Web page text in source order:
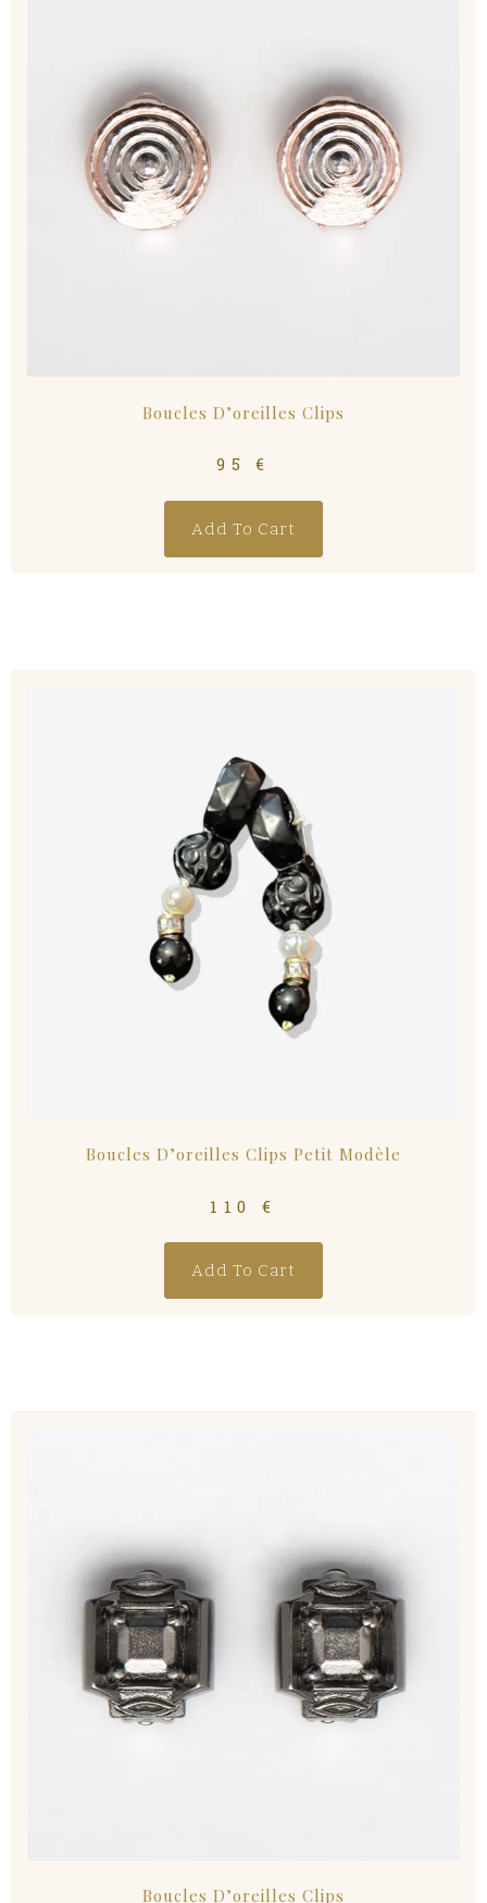
Boucles D’oreilles Clips
95€
Add To Cart
Boucles D’oreilles Clips Petit Modèle
110€
Add To Cart
Boucles D’oreilles Clips